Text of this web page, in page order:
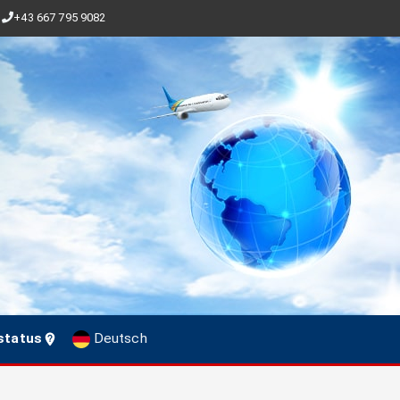
+43 667 795 9082
Deutsch